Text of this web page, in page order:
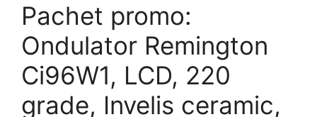
Pachet promo:
Ondulator Remington
Ci96W1, LCD, 220
grade, Invelis ceramic,